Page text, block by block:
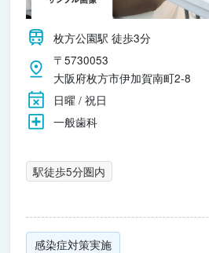
枚方公園駅 徒歩3分
〒5730053
大阪府枚方市伊加賀南町2-8
日曜 / 祝日
一般歯科
駅徒歩5分圏内
感染症対策実施